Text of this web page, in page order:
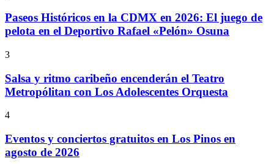
Paseos Históricos en la CDMX en 2026: El juego de
pelota en el Deportivo Rafael «Pelón» Osuna
3
Salsa y ritmo caribeño encenderán el Teatro
Metropólitan con Los Adolescentes Orquesta
4
Eventos y conciertos gratuitos en Los Pinos en
agosto de 2026